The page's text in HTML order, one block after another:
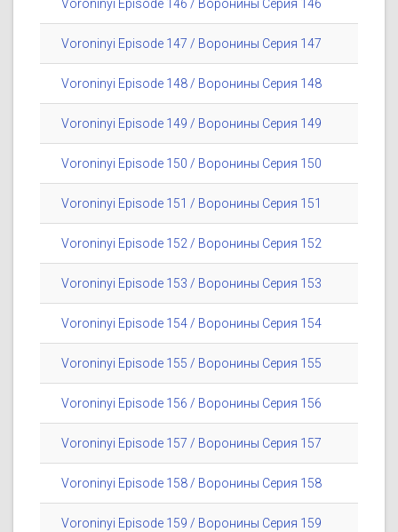
Voroninyi Episode 146 / Воронины Серия 146
Voroninyi Episode 147 / Воронины Серия 147
Voroninyi Episode 148 / Воронины Серия 148
Voroninyi Episode 149 / Воронины Серия 149
Voroninyi Episode 150 / Воронины Серия 150
Voroninyi Episode 151 / Воронины Серия 151
Voroninyi Episode 152 / Воронины Серия 152
Voroninyi Episode 153 / Воронины Серия 153
Voroninyi Episode 154 / Воронины Серия 154
Voroninyi Episode 155 / Воронины Серия 155
Voroninyi Episode 156 / Воронины Серия 156
Voroninyi Episode 157 / Воронины Серия 157
Voroninyi Episode 158 / Воронины Серия 158
Voroninyi Episode 159 / Воронины Серия 159